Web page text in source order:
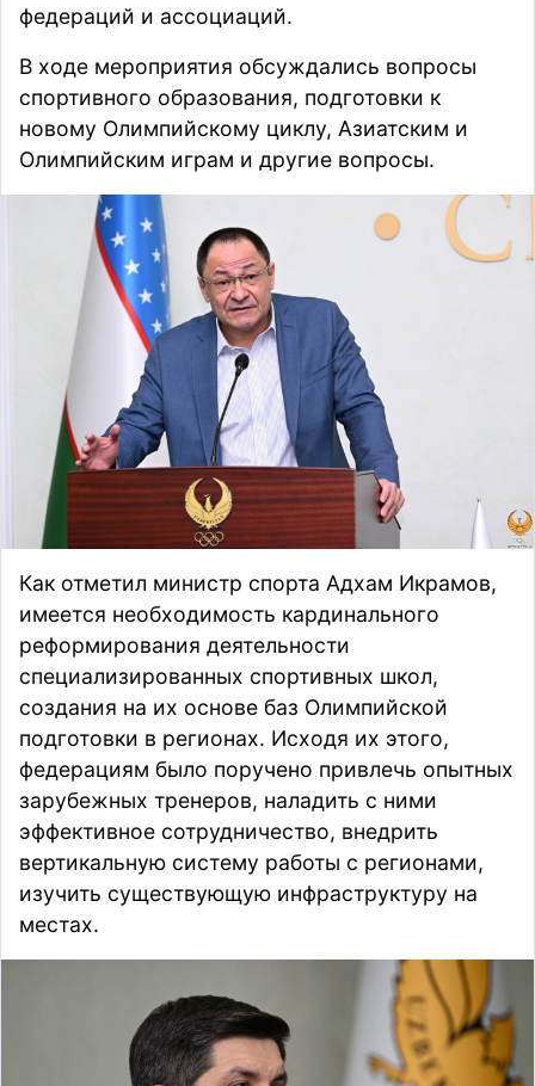
федераций и ассоциаций.
В ходе мероприятия обсуждались вопросы
спортивного образования, подготовки к
новому Олимпийскому циклу, Азиатским и
Олимпийским играм и другие вопросы.
Как отметил министр спорта Адхам Икрамов,
имеется необходимость кардинального
реформирования деятельности
специализированных спортивных школ,
создания на их основе баз Олимпийской
подготовки в регионах. Исходя их этого,
федерациям было поручено привлечь опытных
зарубежных тренеров, наладить с ними
эффективное сотрудничество, внедрить
вертикальную систему работы с регионами,
изучить существующую инфраструктуру на
местах.